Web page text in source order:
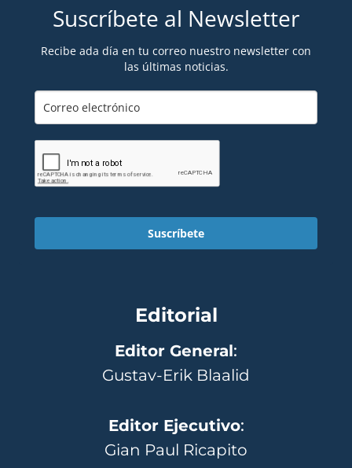
Suscríbete al Newsletter
Recibe ada día en tu correo nuestro newsletter con
las últimas noticias.
Suscríbete
Editorial
Editor General:
Gustav-Erik Blaalid
Editor Ejecutivo:
Gian Paul Ricapito